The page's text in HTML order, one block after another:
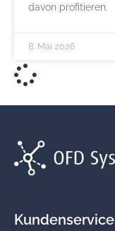
davon profitieren.
8. Mai 2026
Kundenservice